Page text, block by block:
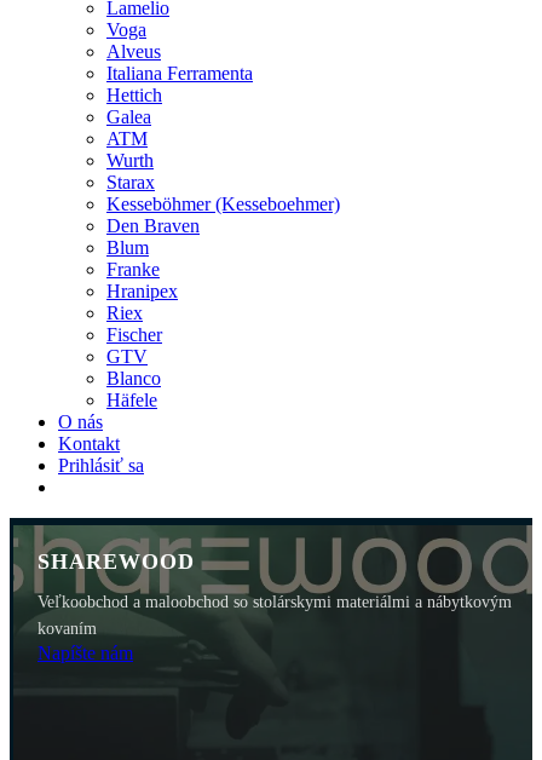
Lamelio
Voga
Alveus
Italiana Ferramenta
Hettich
Galea
ATM
Wurth
Starax
Kesseböhmer (Kesseboehmer)
Den Braven
Blum
Franke
Hranipex
Riex
Fischer
GTV
Blanco
Häfele
O nás
Kontakt
Prihlásiť sa
SHAREWOOD
Veľkoobchod a maloobchod so stolárskymi materiálmi a nábytkovým
kovaním
Napíšte nám